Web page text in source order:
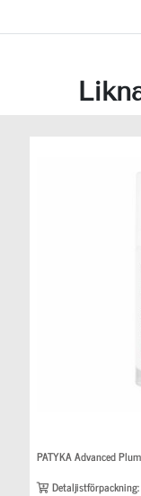
PATYKA Advanced
Detaljistförpackning: